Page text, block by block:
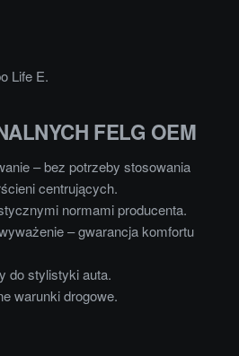
Life E.
FELG OEM
– bez potrzeby stosowania
centrujących.
normami producenta.
– gwarancja komfortu
do stylistyki auta.
warunki drogowe.